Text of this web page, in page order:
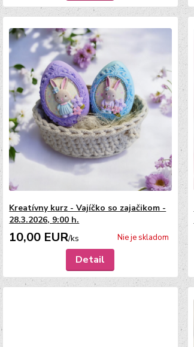
Kreatívny kurz - Vajíčko so zajačikom -
28.3.2026, 9:00 h.
10,00 EUR/ks Nie je skladom
Detail